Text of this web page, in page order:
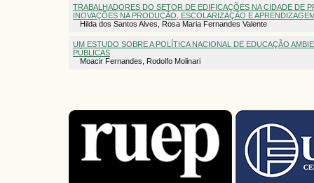
TRABALHADORES DO SETOR DE EDIFICAÇÕES NA CIDADE DE
INOVAÇÕES NA PRODUÇÃO, ESCOLARIZAÇÃO E
Hilda dos Santos Alves, Rosa Maria Fernandes Valente
UM ESTUDO SOBRE A POLÍTICA NACIONAL DE EDUCAÇÃO
PÚBLICAS
Moacir Fernandes, Rodolfo Molinari